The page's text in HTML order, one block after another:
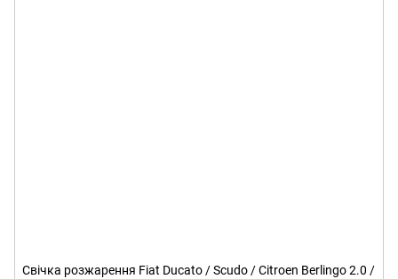
Свічка розжарення Fiat Ducato / Scudo / Citroen Berlingo 2.0 /